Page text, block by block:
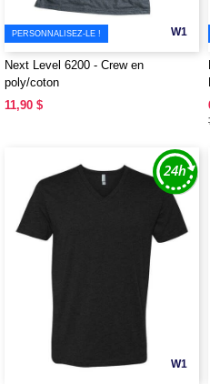
W1
PERSONNALISEZ-LE !
Next Level 6200 - Crew en
poly/coton
11,90 $
W1